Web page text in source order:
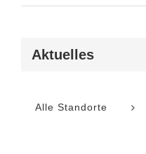
Aktuelles
Alle Standorte